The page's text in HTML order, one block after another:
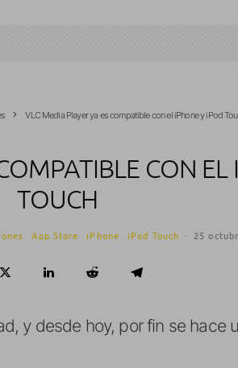
VLC Media Player ya es compatible con el iPhone y iPod
CON
TOUCH
App Store iPhone iPod Touch · 25
y desde hoy, por fin se hace